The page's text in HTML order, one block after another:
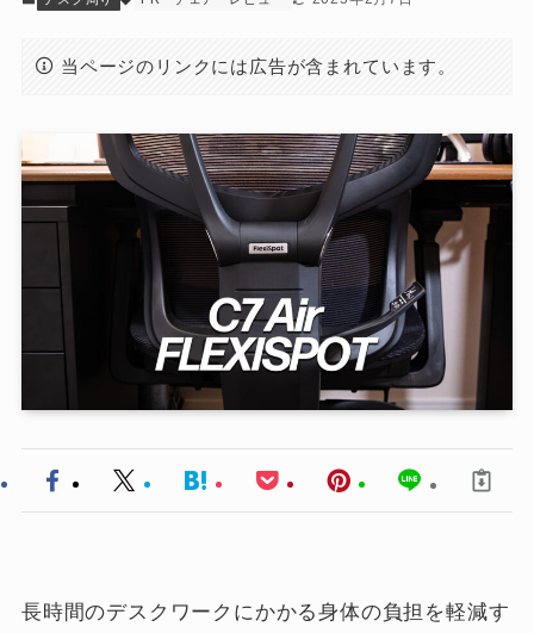
当ページのリンクには広告が含まれています。
長時間のデスクワークにかかる身体の負担を軽減す